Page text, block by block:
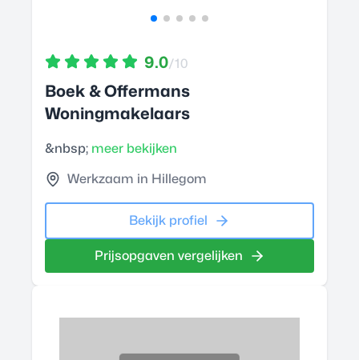
9.0/10
Boek & Offermans
Woningmakelaars
&nbsp; meer bekijken
Werkzaam in Hillegom
Bekijk profiel
Prijsopgaven vergelijken